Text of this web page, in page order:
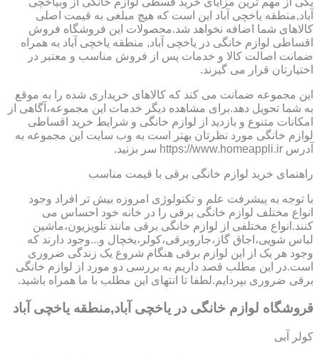
آباد,منطقه یاخچی آباد این است که هیچ مبلغی به قیمت اصلی
کالاهای شما اضافه نخواهد شد.محصولات این فروشگاه فروش
اقساطی لوازم خانگی در یاخچی آباد, منطقه یاخچی آباد به همراه
ضمانت اصالت کالا و خدمات پس از فروش مناسب و معتبر در
اختیارتان قرار می گیرند.
این مجموعه ضمانت می کند که کالاهای خریداری شده را به موقع
به شما تحویل دهد.برای مشاهده دیگر خدمات این مجموعه،آگاهی از
امکانات متنوع و بازدید از لوازم خانگی و شرایط خرید اقساطی
لوازم خانگی مورد نظرتان بهتر است به وب سایت این مجموعه به
آدرس https://www.homeappli.ir سر بزنید.
راهنمای خرید لوازم خانگی برقی با قیمت مناسب
با توجه به پیشرفت علم و تکنولوژی امروزه بیش تر افراد وجود
انواع مختلف لوازم خانگی برقی را در خانه خود احساس می
کنند.انواع مختلفی از لوازم خانگی برقی مانند تلویزیون،ماشین
لباس شویی،اجاق گاز،جاروبرقی،کولر،یخچال و...وجود دارند که
وجود هر یک از این لوازم برقی هنگام شروع یک زندگی ضروری
است.در این مطلب قصد داریم به بررسی دو مورد از لوازم خانگی
برقی ضروری بپردایم.لطفا تا انتهای این مطلب با ما همراه باشید.
قروشگاه لوازم خانگی در یاخچی آباد,منطقه یاخچی آباد
کولر آبی